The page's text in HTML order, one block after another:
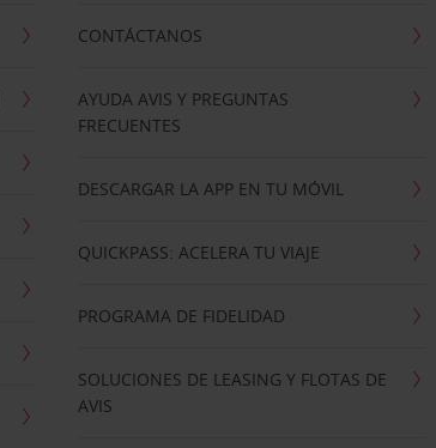
CONTÁCTANOS
AYUDA AVIS Y PREGUNTAS
FRECUENTES
DESCARGAR LA APP EN TU MÓVIL
QUICKPASS: ACELERA TU VIAJE
PROGRAMA DE FIDELIDAD
SOLUCIONES DE LEASING Y FLOTAS DE
AVIS